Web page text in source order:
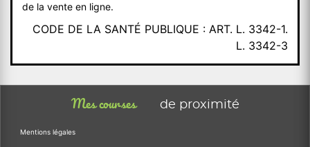
de la vente en ligne.
CODE DE LA SANTÉ PUBLIQUE : ART. L. 3342-1.
L. 3342-3
Mes courses de proximité
Mentions légales